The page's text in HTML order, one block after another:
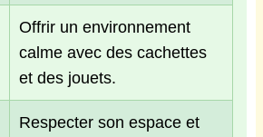
Offrir un environnement
calme avec des cachettes
et des jouets.
Respecter son espace et